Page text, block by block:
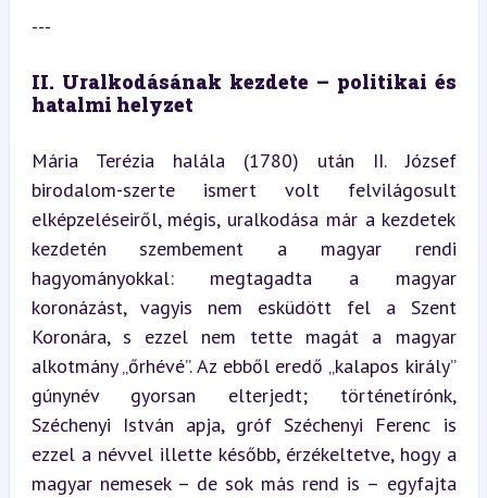
---
II. Uralkodásának kezdete – politikai és
hatalmi helyzet
Mária Terézia halála (1780) után II. József
birodalom-szerte ismert volt felvilágosult
elképzeléseiről, mégis, uralkodása már a kezdetek
kezdetén szembement a magyar rendi
hagyományokkal: megtagadta a magyar
koronázást, vagyis nem esküdött fel a Szent
Koronára, s ezzel nem tette magát a magyar
alkotmány „őrhévé”. Az ebből eredő „kalapos király”
gúnynév gyorsan elterjedt; történetírónk,
Széchenyi István apja, gróf Széchenyi Ferenc is
ezzel a névvel illette később, érzékeltetve, hogy a
magyar nemesek – de sok más rend is – egyfajta